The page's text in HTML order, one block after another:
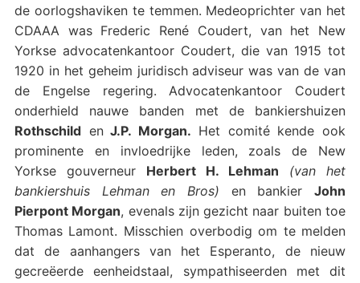
de oorlogshaviken te temmen. Medeoprichter van het
CDAAA was Frederic René Coudert, van het New
Yorkse advocatenkantoor Coudert, die van 1915 tot
1920 in het geheim juridisch adviseur was van de van
de Engelse regering. Advocatenkantoor Coudert
onderhield nauwe banden met de bankiershuizen
RothschildenJ.P. Morgan. Het comité kende ook
prominente en invloedrijke leden, zoals de New
Yorkse gouverneur Herbert H. Lehman
(van het
bankiershuis Lehman en Bros) en bankierJohn
Pierpont Morgan, evenals zijn gezicht naar buiten toe
Thomas Lamont. Misschien overbodig om te melden
dat de aanhangers van het Esperanto, de nieuw
gecreëerde eenheidstaal, sympathiseerden met dit